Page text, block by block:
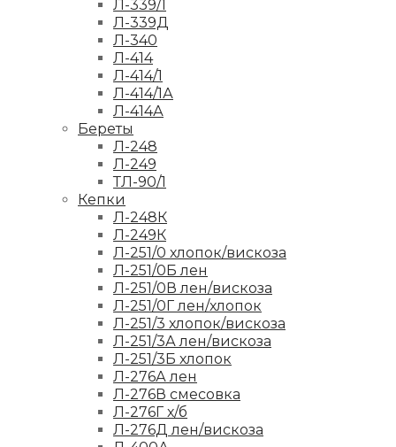
Л-339/1
Л-339Д
Л-340
Л-414
Л-414/1
Л-414/1А
Л-414А
Береты
Л-248
Л-249
ТЛ-90/1
Кепки
Л-248К
Л-249К
Л-251/0 хлопок/вискоза
Л-251/0Б лен
Л-251/0В лен/вискоза
Л-251/0Г лен/хлопок
Л-251/3 хлопок/вискоза
Л-251/3А лен/вискоза
Л-251/3Б хлопок
Л-276А лен
Л-276В смесовка
Л-276Г х/б
Л-276Д лен/вискоза